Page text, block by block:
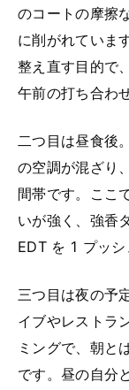
のコートの摩擦
に削がれていま
整え直す目的で
午前の打ち合わ
二つ目は昼食後
の空調が混ざり
間帯です。ここ
いが強く、強香
EDT を 1 プッシ
三つ目は夜の予
イブやレストラ
ミングで、朝と
です。昼の自分